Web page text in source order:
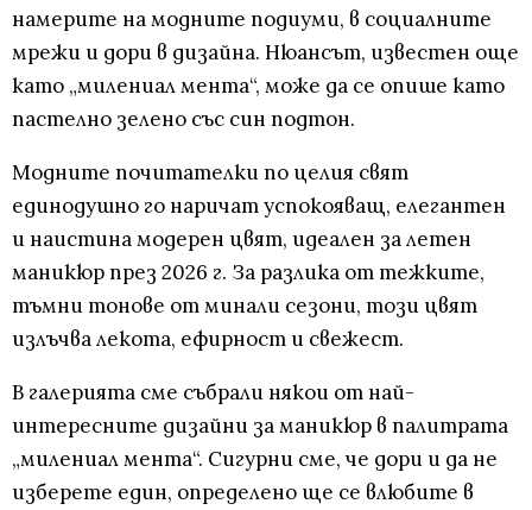
намерите на модните подиуми, в социалните
мрежи и дори в дизайна. Нюансът, известен още
като „милениал мента“, може да се опише като
пастелно зелено със син подтон.
Модните почитателки по целия свят
единодушно го наричат успокояващ, елегантен
и наистина модерен цвят, идеален за летен
маникюр през 2026 г. За разлика от тежките,
тъмни тонове от минали сезони, този цвят
излъчва лекота, ефирност и свежест.
В галерията сме събрали някои от най-
интересните дизайни за маникюр в палитрата
„милениал мента“. Сигурни сме, че дори и да не
изберете един, определено ще се влюбите в